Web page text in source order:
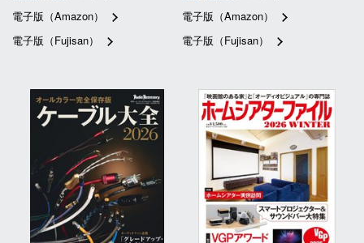
電子版（Amazon）
電子版（Fujisan）
電子版（Amazon）
電子版（Fujisan）